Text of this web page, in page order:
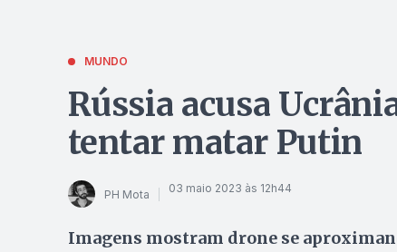
MUNDO
Rússia acusa
tentar matar Putin
PH Mota 03 maio 2023 às 12h44
Imagens mostram drone se